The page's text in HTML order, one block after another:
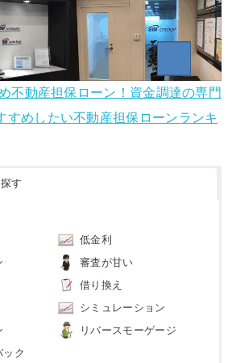
不動産担保ローン！資金調達の専門
すめしたい不動産担保ローンランキ
す
低金利
審査が甘い
借り換え
シミュレーション
リバースモーゲージ
ック